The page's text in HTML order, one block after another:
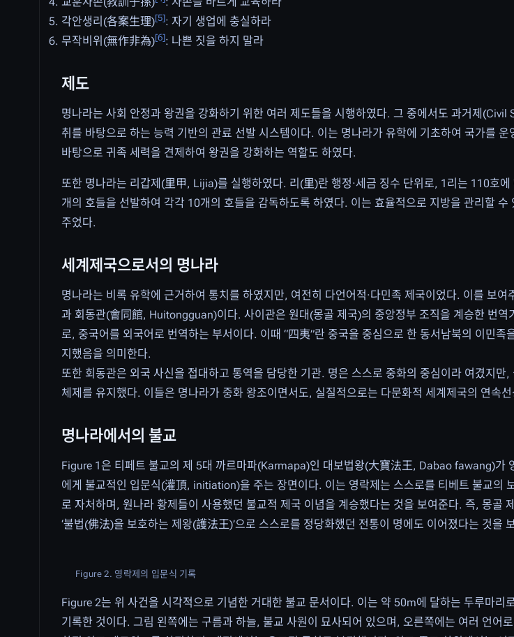
각안생리(各案生理)[5]: 자기 생업에 충실하라
무작비위(無作非為)[6]: 나쁜 짓을 하지 말라
제도
명나라는 사회 안정과 왕권을 강화하기 위한 여러 제도들을 시행하였다. 그 중에서도 과거제
취를 바탕으로 하는 능력 기반의 관료 선발 시스템이다. 이는 명나라가 유학에 기초하여 국가를
바탕으로 귀족 세력을 견제하여 왕권을 강화하는 역할도 하였다.
또한 명나라는 리갑제(里甲, Lijia)를 실행하였다. 리(里)란 행정·세금 징수 단위로, 1리는 110호
개의 호들을 선발하여 각각 10개의 호들을 감독하도록 하였다. 이는 효율적으로 지방을 관리할
주었다.
세계제국으로서의 명나라
명나라는 비록 유학에 근거하여 통치를 하였지만, 여전히 다언어적·다민족 제국이었다. 이를 보
과 회동관(會同館, Huitongguan)이다. 사이관은 원대(몽골 제국)의 중앙정부 조직을 계승한 번역
로, 중국어를 외국어로 번역하는 부서이다. 이때 “四夷”란 중국을 중심으로 한 동서남북의 이민족
지했음을 의미한다.
또한 회동관은 외국 사신을 접대하고 통역을 담당한 기관. 명은 스스로 중화의 중심이라 여겼지만
체제를 유지했다. 이들은 명나라가 중화 왕조이면서도, 실질적으로는 다문화적 세계제국의 연속
명나라에서의 불교
Figure 1은 티페트 불교의 제 5대 까르마파(Karmapa)인 대보법왕(大寶法王, Dabao fawang)가
에게 불교적인 입문식(灌頂, initiation)을 주는 장면이다. 이는 영락제는 스스로를 티베트 불교의
로 자처하며, 원나라 황제들이 사용했던 불교적 제국 이념을 계승했다는 것을 보여준다. 즉, 몽골
‘불법(佛法)을 보호하는 제왕(護法王)’으로 스스로를 정당화했던 전통이 명에도 이어졌다는 것을
Figure 2. 영락제의 입문식 기록
Figure 2는 위 사건을 시각적으로 기념한 거대한 불교 문서이다. 이는 약 50m에 달하는 두루마리
기록한 것이다. 그림 왼쪽에는 구름과 하늘, 불교 사원이 묘사되어 있으며, 오른쪽에는 여러 언어